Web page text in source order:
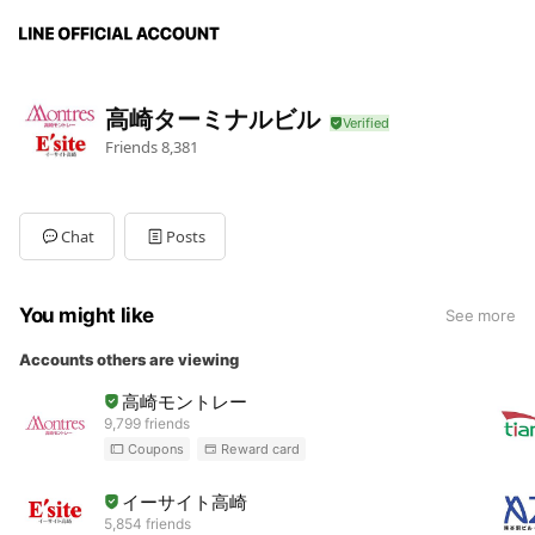
高崎ターミナルビル
Friends8,381
Chat Posts
You might like See more
Accounts others are viewing
高崎モントレー
9,799 friends
Coupons Reward card
イーサイト高崎
5,854 friends